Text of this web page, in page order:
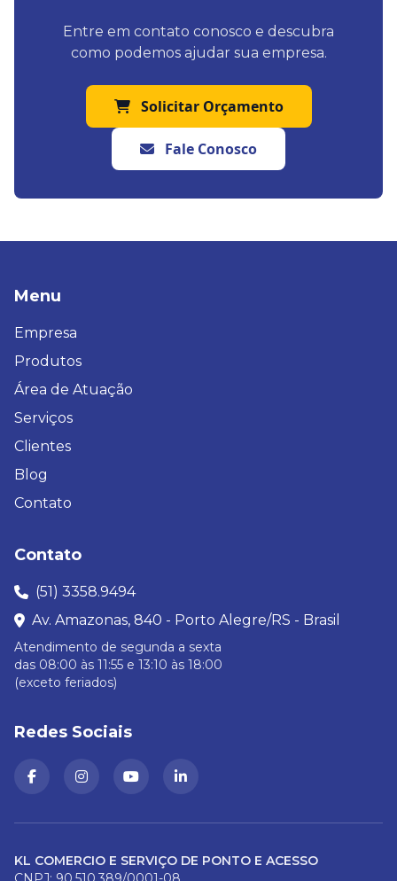
Entre em contato conosco e descubra
como podemos ajudar sua empresa.
Solicitar Orçamento
Fale Conosco
Menu
Empresa
Produtos
Área de Atuação
Serviços
Clientes
Blog
Contato
Contato
(51) 3358.9494
Av. Amazonas, 840 - Porto Alegre/RS - Brasil
Atendimento de segunda a sexta
das 08:00 às 11:55 e 13:10 às 18:00
(exceto feriados)
Redes Sociais
KL COMERCIO E SERVIÇO DE PONTO E ACESSO